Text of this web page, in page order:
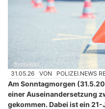
31.05.26 VON POLIZEI.NEWS
Am Sonntagmorgen
einer Auseinandersetzung
gekommen. Dabei ist ein